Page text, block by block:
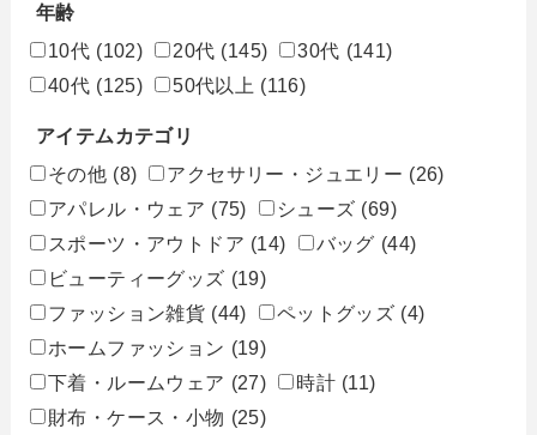
年齢
10代 (102) 20代 (145) 30代 (141)
40代 (125) 50代以上 (116)
アイテムカテゴリ
その他 (8) アクセサリー・ジュエリー (26)
アパレル・ウェア (75) シューズ (69)
スポーツ・アウトドア (14) バッグ (44)
ビューティーグッズ (19)
ファッション雑貨 (44) ペットグッズ (4)
ホームファッション (19)
下着・ルームウェア (27) 時計 (11)
財布・ケース・小物 (25)